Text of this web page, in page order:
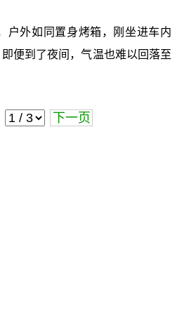
户外如同置身烤箱，刚坐进车内
便到了夜间，气温也难以回落至
下一页